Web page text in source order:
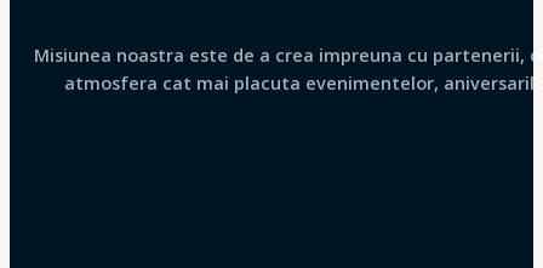
Misiunea noastra este de a crea impreuna cu partenerii,
atmosfera cat mai placuta evenimentelor,